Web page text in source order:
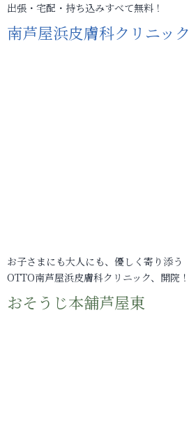
出張・宅配・持ち込みすべて無料！
南芦屋浜皮膚科クリニック
お子さまにも大人にも、優しく寄り添う
OTTO南芦屋浜皮膚科クリニック、開院！
おそうじ本舗芦屋東